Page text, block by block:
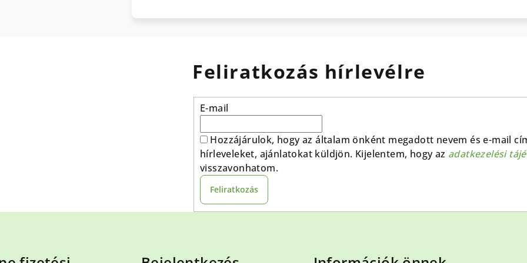
Feliratkozás hírlevélre
E-mail
Hozzájárulok, hogy az általam önként megadott nevem és e-mail
hírleveleket, ajánlatokat küldjön. Kijelentem, hogy az adatkezelési
visszavonhatom.
Feliratkozás